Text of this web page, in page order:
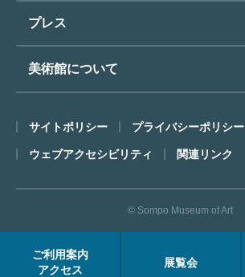
ご利用案内
アクセス
展覧会
フロアマップ
ミュージアムショップ
カフェ
博物館実習について
東郷⻘児作品著作権申請
お知らせトップ
プレス
プレスリリーストップ
美術館について
ごあいさつ
コンセプト
沿革
FACEアーカイブス
サイトポリシー プライバシーポリシー
ウェブアクセシビリティ 関連リンク
© Sompo Museum of Art